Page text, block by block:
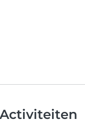
Activiteiten